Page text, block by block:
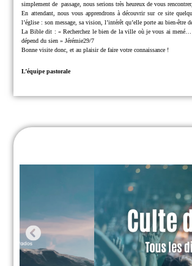
simplement depassage, nous serions très heureux de vous
En attendant, nous vous apprendrons à découvrir sur ce site
l’église : son message, sa vision, l’intérêt qu’elle porte au bien-être
La Bible dit : « Recherchez le bien de la ville où je vous ai
dépend du sien » Jérémie29/7
Bonne visite donc, et au plaisir de faire votre connaissance !
L’équipe pastorale